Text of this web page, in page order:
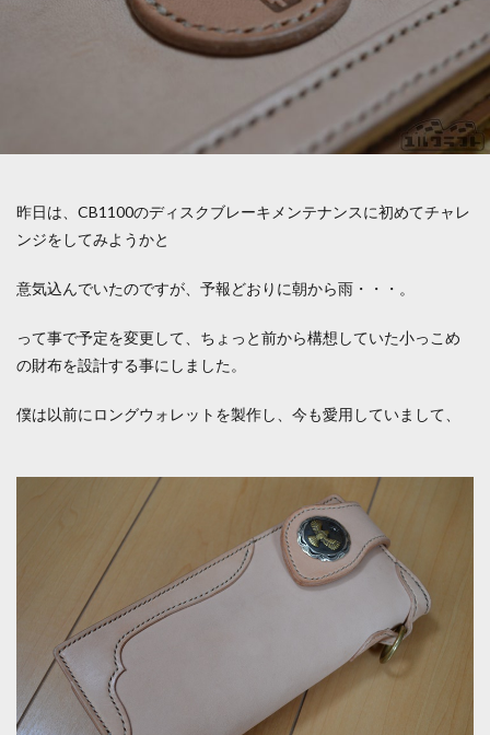
昨日は、CB1100のディスクブレーキメンテナンスに初めてチャレ
ンジをしてみようかと
意気込んでいたのですが、予報どおりに朝から雨・・・。
って事で予定を変更して、ちょっと前から構想していた小っこめ
の財布を設計する事にしました。
僕は以前にロングウォレットを製作し、今も愛用していまして、